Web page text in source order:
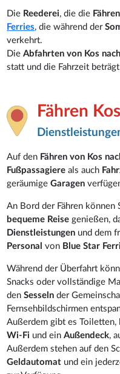
Die Reederei, die die
Ferries, die während der
verkehrt.
DieAbfahrten von Kos
statt und die Fahrzeit
Fähren
Auf den Fähren von Kos
Fußpassagiereals auch
geräumigeGaragen
An Bord der Fähren können
bequeme Reisegenießen,
Dienstleistungen und dem
Personalvon Blue Star
Während der Überfahrt
Snacks oder vollständige
denSesselnder
Fernsehbildschirmen
Außerdem gibt es Toiletten,
Wi-Fi und einAußendeck,
Außerdem stehen auf den
Geldautomat und ein